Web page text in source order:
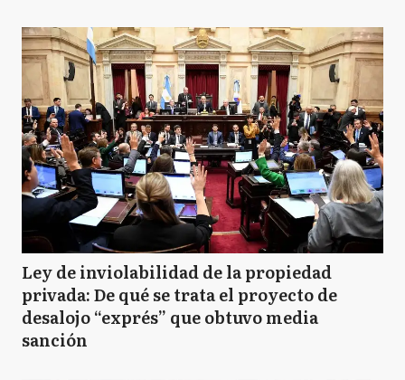
Ley de inviolabilidad de la propiedad
privada: De qué se trata el proyecto de
desalojo “exprés” que obtuvo media
sanción